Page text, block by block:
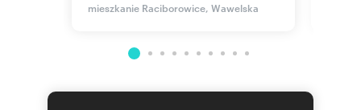
mieszkanie Raciborowice, Wawelska